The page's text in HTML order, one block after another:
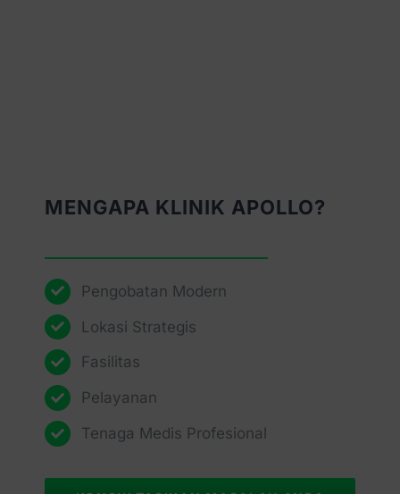
MENGAPA KLINIK APOLLO?
Pengobatan Modern
Lokasi Strategis
Fasilitas
Pelayanan
Tenaga Medis Profesional